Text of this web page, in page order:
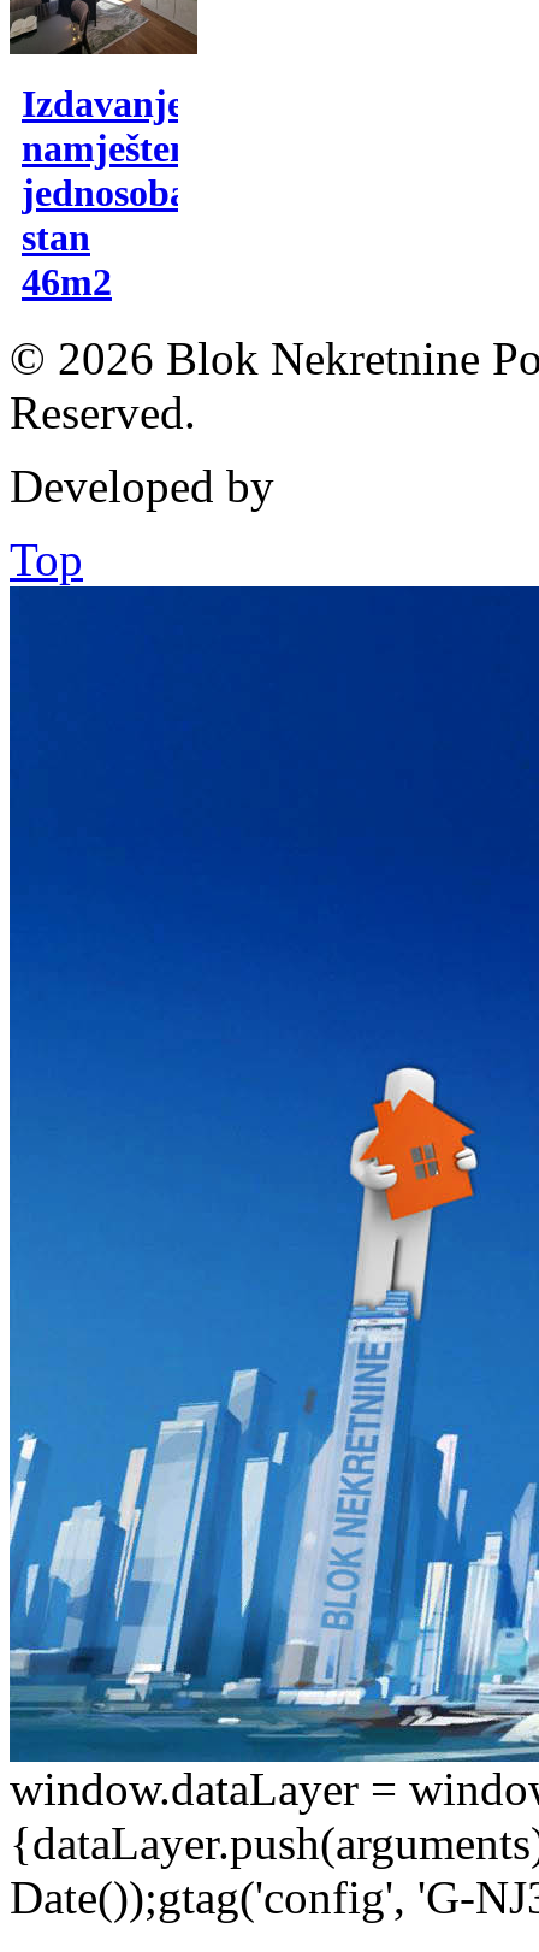
Izdavanje,
namješten
jednosoban
stan
46m2
© 2026 Blok Nekretnine
Reserved.
Developed by
Top
window.dataLayer =
Date());gtag('config', 'G-